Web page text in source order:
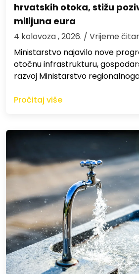
hrvatskih otoka, stižu
milijuna eura
4 kolovoza , 2026. / Vrijeme
Ministarstvo najavilo nove
otočnu infrastrukturu,
razvoj Ministarstvo
Pročitaj više